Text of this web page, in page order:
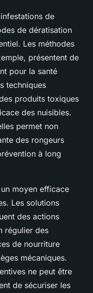
de
de dératisation
Les méthodes
présentent de
pour la santé
techniques
produits toxiques
des nuisibles.
permet non
des rongeurs
à long
moyen efficace
Les solutions
des actions
régulier des
de nourriture
mécaniques.
ne peut être
de sécuriser les